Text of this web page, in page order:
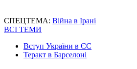
СПЕЦТЕМА: Війна в Ірані
ВСІ ТЕМИ
Вступ України в ЄС
Теракт в Барселоні